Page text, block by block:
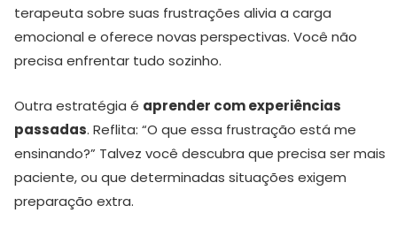
terapeuta sobre suas frustrações alivia a carga
emocional e oferece novas perspectivas. Você não
precisa enfrentar tudo sozinho.
Outra estratégia é aprender com experiências
passadas. Reflita: “O que essa frustração está me
ensinando?” Talvez você descubra que precisa ser mais
paciente, ou que determinadas situações exigem
preparação extra.